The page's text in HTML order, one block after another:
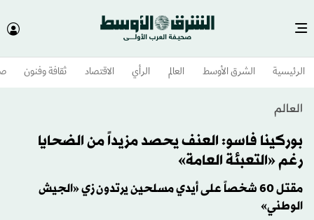
الرئيسية الشرق الأوسط​ العالم الرأي الاقتصاد ثقافة وفنون
العالم
بوركينا فاسو: العنف يحصد مزيداً من الضحايا
رغم «التعبئة العامة»
مقتل 60 شخصاً على أيدي مسلحين يرتدون زي «الجيش
الوطني»